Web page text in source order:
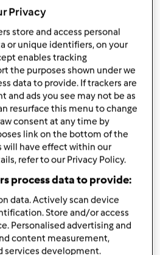
Gość
dnia: 20/10/18
do moich kolekcji
się przepisem
Stwórz wariant
rosołowych ( BLW /
Privacy
store and access personal
or unique identifiers, on your
enables tracking
the purposes shown under we
data to provide. If trackers are
and ads you see may not be as
resurface this menu to change
consent at any time by
link on the bottom of the
will have effect within our
refer to our Privacy Policy.
process data to provide:
data. Actively scan device
Store and/or access
Personalised advertising and
content measurement,
services development.